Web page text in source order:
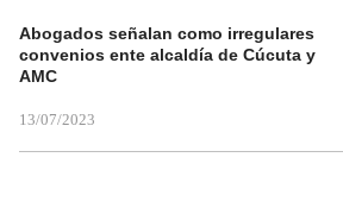
Abogados señalan como irregulares
convenios ente alcaldía de Cúcuta y
AMC
13/07/2023